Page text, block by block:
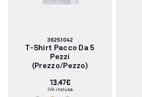
Codice
articolo:
36251042
T-Shirt Pacco Da 5
Pezzi
(prezzo/pezzo)
13.47€
IVA inclusa